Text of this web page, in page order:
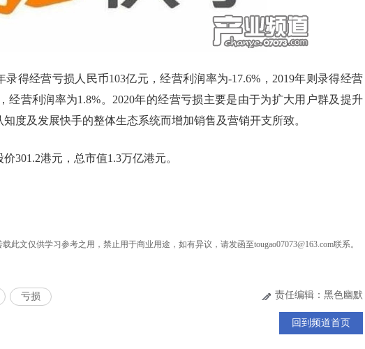
得经营亏损人民币103亿元，经营利润率为-17.6%，2019年则录得经营
经营利润率为1.8%。2020年的经营亏损主要是由于为扩大用户群及提升
度及发展快手的整体生态系统而增加销售及营销开支所致。
港元，总市值1.3万亿港元。
此文仅供学习参考之用，禁止用于商业用途，如有异议，请发函至tougao07073@163.com联系。
责任编辑：黑色幽默
亏损
回到频道首页